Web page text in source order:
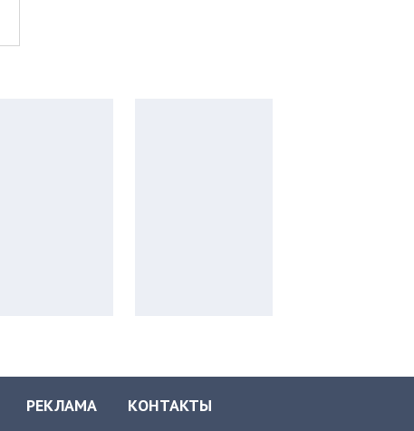
РЕКЛАМА КОНТАКТЫ